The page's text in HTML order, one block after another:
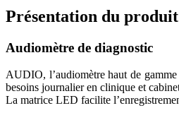
Présentation du produit
Audiomètre de diagnostic
AUDIO, l’audiomètre haut de
besoins journalier en clinique et
La matrice LED facilite